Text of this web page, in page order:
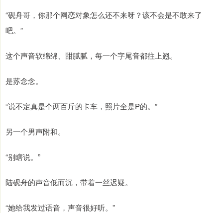
“砚舟哥，你那个网恋对象怎么还不来呀？该不会是不敢来了
吧。”
这个声音软绵绵、甜腻腻，每一个字尾音都往上翘。
是苏念念。
“说不定真是个两百斤的卡车，照片全是P的。”
另一个男声附和。
“别瞎说。”
陆砚舟的声音低而沉，带着一丝迟疑。
“她给我发过语音，声音很好听。”